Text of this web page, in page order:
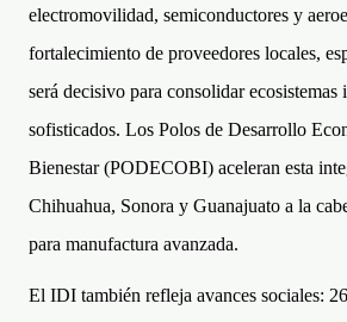
electromovilidad, semiconductores y
fortalecimiento de proveedores locales,
será decisivo para consolidar ecosistemas
sofisticados. Los Polos de Desarrollo
Bienestar (PODECOBI) aceleran esta
Chihuahua, Sonora y Guanajuato a la
para manufactura avanzada.
El IDI también refleja avances sociales: